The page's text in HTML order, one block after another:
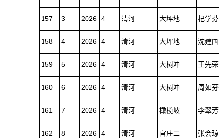
157 3 2026 4 清河 大坪地 杞学芬
158 4 2026 4 清河 大坪地 沈建国
159 5 2026 4 清河 大树冲 王先荣
160 6 2026 4 清河 大树冲 周如芬
161 7 2026 4 清河 橄榄坡 李翠芳
162 8 2026 4 清河 官庄二 张会琼